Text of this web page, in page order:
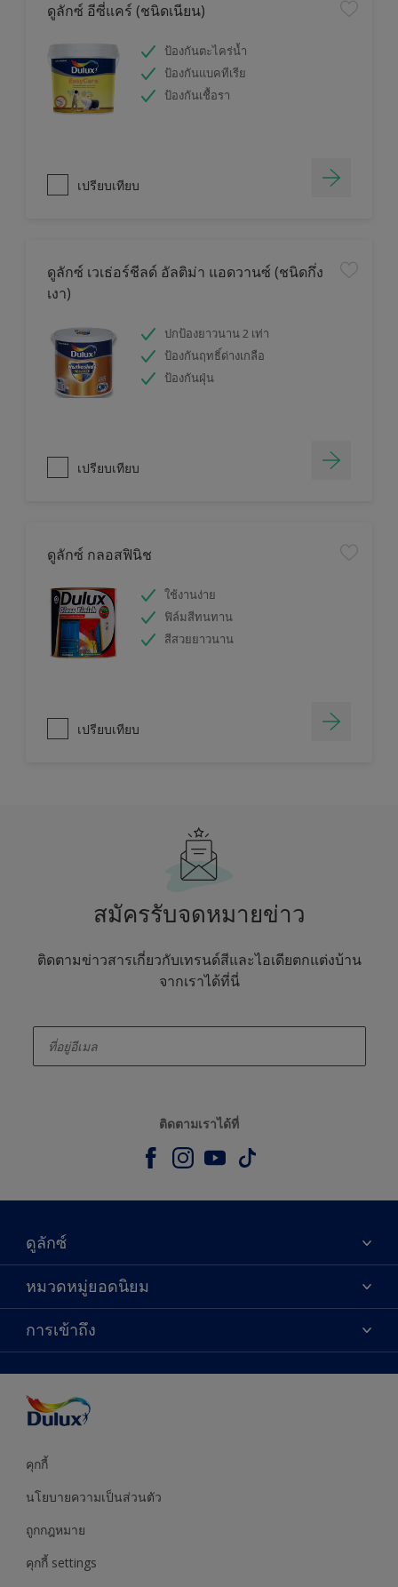
ดูลักซ์ อีซี่แคร์ (ชนิดเนียน)
ป้องกันตะไคร่น้ำ
ป้องกันแบคทีเรีย
ป้องกันเชื้อรา
เปรียบเทียบ
ดูลักซ์ เวเธ่อร์ชีลด์ อัลติม่า แอดวานซ์ (ชนิดกึ่ง
เงา)
ปกป้องยาวนาน 2 เท่า
ป้องกันฤทธิ์ด่างเกลือ
ป้องกันฝุ่น
เปรียบเทียบ
ดูลักซ์ กลอสฟินิช
ใช้งานง่าย
ฟิล์มสีทนทาน
สีสวยยาวนาน
เปรียบเทียบ
สมัครรับจดหมายข่าว
ติดตามข่าวสารเกี่ยวกับเทรนด์สีและไอเดียตกแต่งบ้าน
จากเราได้ที่นี่
ติดตามเราได้ที่
ดูลักซ์
เกี่ยวกับดูลักซ์
ติดต่อเรา
ค้นหาร้านค้า
หมวดหมู่ยอดนิยม
ผลิตภัณฑ์
ไอเดียการตกแต่ง
คำแนะนำจากผู้เชี่ยวชาญ
บริการออกแบบสี
การเข้าถึง
คุกกี้
นโยบายความเป็นส่วนตัว
ถูกกฎหมาย
คุกกี้ settings